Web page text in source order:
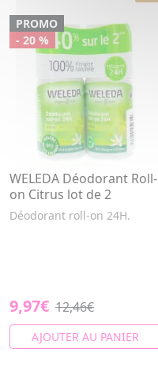
PROMO
- 20 %
WELEDA Déodorant Roll-
on Citrus lot de 2
Déodorant roll-on 24H.
9,97€ 12,46€
AJOUTER AU PANIER